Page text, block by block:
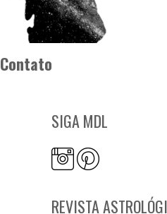
Contato
SIGA MDL
REVISTA